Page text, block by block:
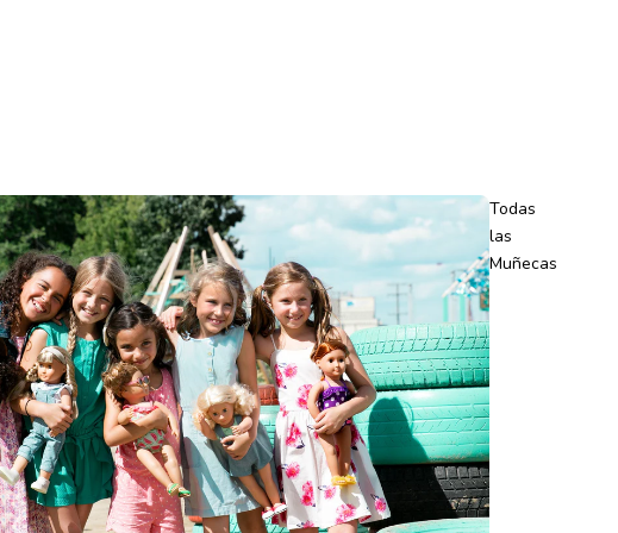
Todas
las
Muñecas